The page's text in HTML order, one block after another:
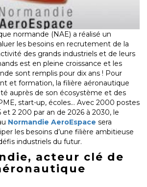
normande (NAE) a réalisé un
les besoins en recrutement de la
des grands industriels et de leurs
est en pleine croissance et les
sont remplis pour dix ans ! Pour
et formation, la filière aéronautique
auprès de son écosystème et des
start-up, écoles… Avec 2000 postes
et 2 200 par an de 2026 à 2030, le
Normandie AeroEspace sera
les besoins d’une filière ambitieuse
industriels du futur.
acteur clé de